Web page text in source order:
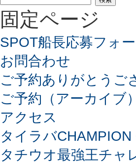
索:
固定ページ
SPOT船長応募フォ
お問合わせ
ご予約ありがとうご
ご予約（アーカイブ）
アクセス
タイラバCHAMPION
タチウオ最強王チャ